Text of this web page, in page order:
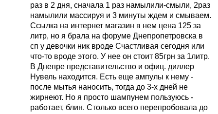
раз в 2 дня, сначала 1 раз намылили-смыли, 2раз
намылили массируя и 3 минуты ждем и смываем.
Ссылка на интернет магазин в нем цена 125 за
литр, но я брала на форуме Днепропетровска в
сп у девочки ник вроде Счастливая сегодня или
что-то вроде этого. У нее он стоит 85грн за 1литр.
В Днепре представительство и офиц. диллер
Нувель находится. Есть еще ампулы к нему -
после мытья наносить, тогда до 3-х дней не
жирнеют. Но я просто шампунем пользуюсь -
работает, блин. Столько всего перепробовала до